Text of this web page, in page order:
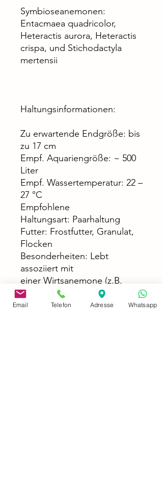
Symbioseanemonen:
Entacmaea quadricolor,
Heteractis aurora, Heteractis
crispa, und Stichodactyla
mertensii
Haltungsinformationen:
Zu erwartende Endgröße: bis
zu 17 cm
Empf. Aquariengröße: ~ 500
Liter
Empf. Wassertemperatur: 22 –
27 °C
Empfohlene
Haltungsart: Paarhaltung
Futter: Frostfutter, Granulat,
Flocken
Besonderheiten: Lebt
assoziiert mit
einer Wirtsanemone (z.B.
Entacmaea quadricolor)
Email Telefon Adresse Whatsapp